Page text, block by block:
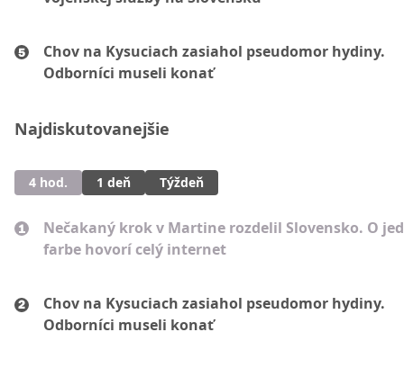
Chov na Kysuciach zasiahol pseudomor hydiny.
Odborníci museli konať
Najdiskutovanejšie
4 hod. 1 deň Týždeň
Nečakaný krok v Martine rozdelil Slovensko. O
farbe hovorí celý internet
Chov na Kysuciach zasiahol pseudomor hydiny.
Odborníci museli konať